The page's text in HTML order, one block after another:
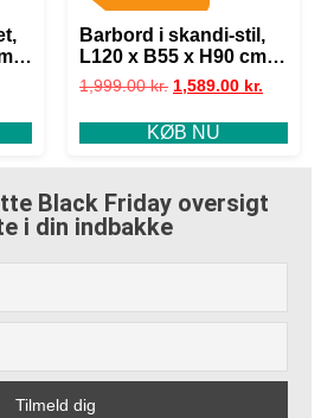
Barbord i skandi-stil,
L120 x B55 x H90 cm,
hvid
1,999.00kr. 1,589.00 kr.
KØB NU
Black Friday oversigt
i din indbakke